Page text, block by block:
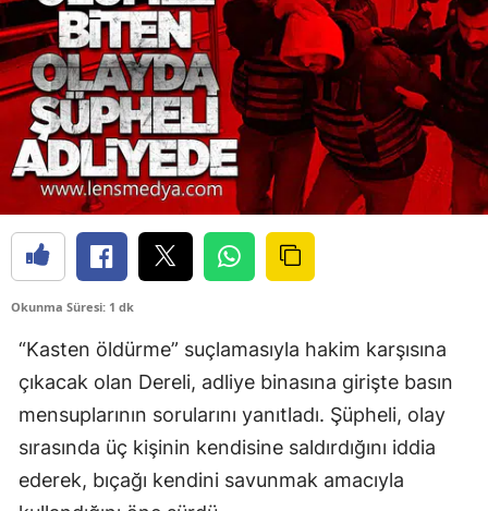
Okunma Süresi: 1 dk
“Kasten öldürme” suçlamasıyla hakim karşısına
çıkacak olan Dereli, adliye binasına girişte basın
mensuplarının sorularını yanıtladı. Şüpheli, olay
sırasında üç kişinin kendisine saldırdığını iddia
ederek, bıçağı kendini savunmak amacıyla